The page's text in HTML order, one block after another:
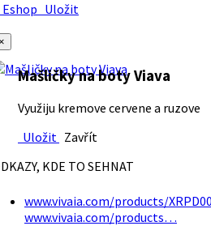
Uložit
Mašličky na boty Viava
Využiju kremove cervene a ruzove
Uložit Zavřít
KDE TO SEHNAT
www.vivaia.com/products/
www.vivaia.com/products…